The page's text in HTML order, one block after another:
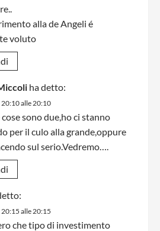
alla de Angeli é
voluto
ha detto:
alle 20:10
sono due,ho ci stanno
per il culo alla grande,oppure
sul serio.Vedremo….
alle 20:15
che tipo di investimento